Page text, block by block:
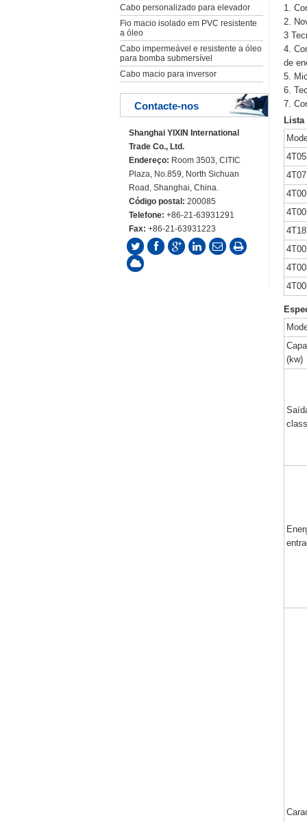
1.
2.
3
4.
de
5.
6.
7.
Lista
(kw)
Cabo personalizado para elevador
Fio macio isolado em PVC resistente
a óleo
Cabo impermeável e resistente a óleo
para bomba submersível
Cabo macio para inversor
Contacte-nos
Shanghai YIXIN International
Trade Co., Ltd.
Endereço: Room 3503, CITIC
Plaza, No.859, North Sichuan
Road, Shanghai, China.
Código postal: 200085
Telefone: +86-21-63931291
Fax: +86-21-63931223